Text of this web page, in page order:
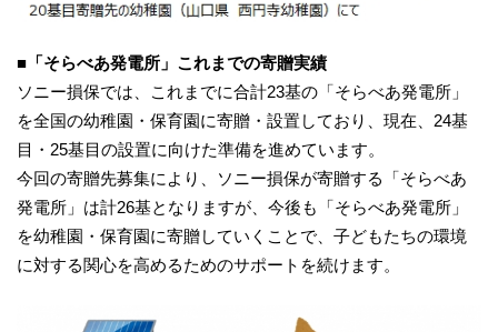
■「そらべあ発電所」これまでの寄贈実績
ソニー損保では、これまでに合計23基の「そらべあ発電所」
を全国の幼稚園・保育園に寄贈・設置しており、現在、24基
目・25基目の設置に向けた準備を進めています。
今回の寄贈先募集により、ソニー損保が寄贈する「そらべあ
発電所」は計26基となりますが、今後も「そらべあ発電所」
を幼稚園・保育園に寄贈していくことで、子どもたちの環境
に対する関心を高めるためのサポートを続けます。